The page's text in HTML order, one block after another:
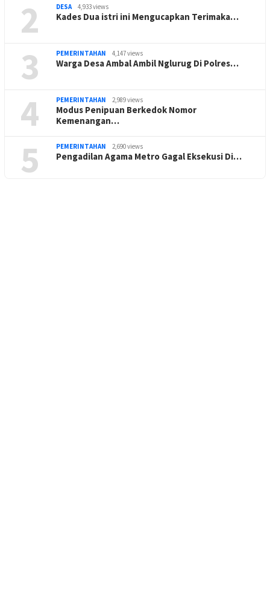
2 DESA 4,933 views
Kades Dua istri ini Mengucapkan Terimaka…
3 PEMERINTAHAN 4,147 views
Warga Desa Ambal Ambil Nglurug Di Polres…
4 PEMERINTAHAN 2,989 views
Modus Penipuan Berkedok Nomor
Kemenangan…
5 PEMERINTAHAN 2,690 views
Pengadilan Agama Metro Gagal Eksekusi Di…